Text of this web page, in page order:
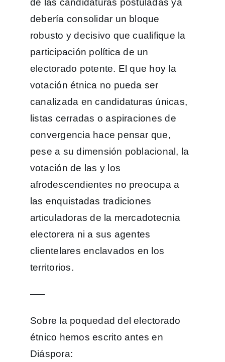
de las candidaturas postuladas ya
debería consolidar un bloque
robusto y decisivo que cualifique la
participación política de un
electorado potente. El que hoy la
votación étnica no pueda ser
canalizada en candidaturas únicas,
listas cerradas o aspiraciones de
convergencia hace pensar que,
pese a su dimensión poblacional, la
votación de las y los
afrodescendientes no preocupa a
las enquistadas tradiciones
articuladoras de la mercadotecnia
electorera ni a sus agentes
clientelares enclavados en los
territorios.
—–
Sobre la poquedad del electorado
étnico hemos escrito antes en
Diáspora: